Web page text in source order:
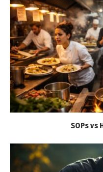
SOPs vs